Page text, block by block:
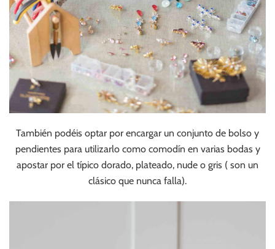
También podéis optar por encargar un conjunto de bolso y
pendientes para utilizarlo como comodín en varias bodas y
apostar por el típico dorado, plateado, nude o gris ( son un
clásico que nunca falla).